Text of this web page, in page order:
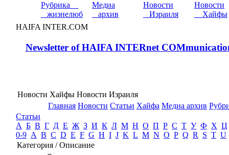
Рубрика
жизнелюб
Медиа
архив
Новости
Израиля
Новости
Хайфы
HAIFA INTER.COM
Newsletter of HAIFA INTERnet
Новости Хайфы Новости Израиля
Главная Новости Статьи Хайфа Медиа архив
Статьи
А Б В Г Д Е Ж З И К Л М Н О П Р С Т У Ф Х Ц
0-9 A B C D E F G H I J K L M N O P Q R S T U
Категория / Описание